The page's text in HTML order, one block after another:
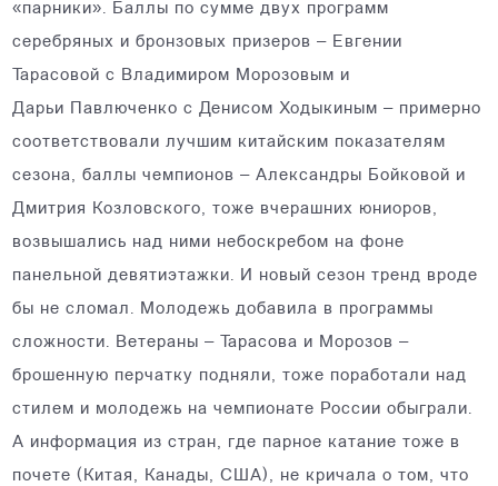
«парники». Баллы по сумме двух программ
серебряных и бронзовых призеров – Евгении
Тарасовой с Владимиром Морозовым и
Дарьи Павлюченко с Денисом Ходыкиным – примерно
соответствовали лучшим китайским показателям
сезона, баллы чемпионов – Александры Бойковой и
Дмитрия Козловского, тоже вчерашних юниоров,
возвышались над ними небоскребом на фоне
панельной девятиэтажки. И новый сезон тренд вроде
бы не сломал. Молодежь добавила в программы
сложности. Ветераны – Тарасова и Морозов –
брошенную перчатку подняли, тоже поработали над
стилем и молодежь на чемпионате России обыграли.
А информация из стран, где парное катание тоже в
почете (Китая, Канады, США), не кричала о том, что